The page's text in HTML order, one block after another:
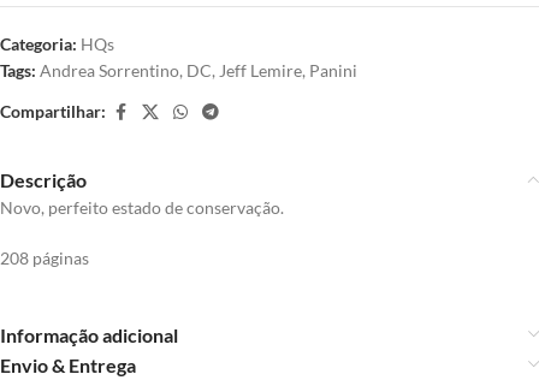
Categoria: HQs
Tags: Andrea Sorrentino, DC, Jeff Lemire, Panini
Compartilhar:
Descrição
Novo, perfeito estado de conservação.
208 páginas
Informação adicional
Envio & Entrega